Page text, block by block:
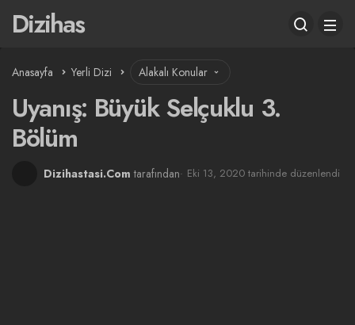
Dizihas
Anasayfa Yerli Dizi Alakalı Konular
Uyanış: Büyük Selçuklu 3.
Bölüm
Dizihastasi.Com tarafından Eki 13, 2020 tarihinde düzenlendi